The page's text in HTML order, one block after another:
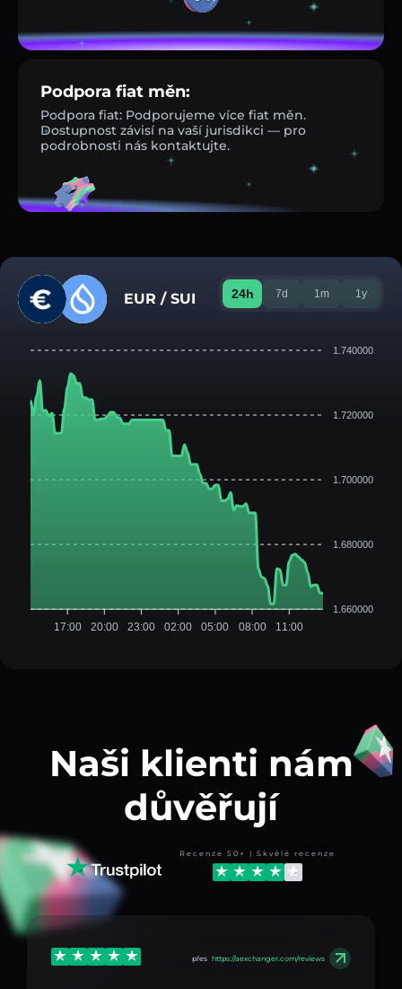
Podpora fiat měn:
Podpora fiat: Podporujeme více fiat měn.
Dostupnost závisí na vaší jurisdikci — pro
podrobnosti nás kontaktujte.
EUR / SUI 24h 7d 1m 1y
1.740000
1.720000
1.700000
1.680000
1.660000
17:00 20:00 23:00 02:00 05:00 08:00 11:00
Naši klienti nám
důvěřují
Recenze 50+ | Skvělé recenze
přes https://aexchanger.com/reviews